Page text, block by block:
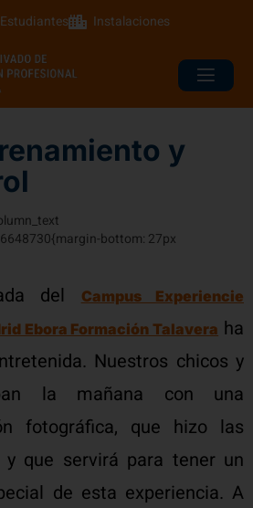
Instalaciones
y
bottom: 27px
del
Campus Experiencie
Ebora Formación Talavera ha
Nuestros chicos y
la mañana con una
fotográfica, que hizo las
que servirá para tener un
de esta experiencia. A